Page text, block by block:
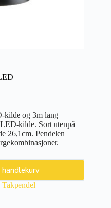
kilde og 3m lang
kilde. Sort utenpå
26,1cm. Pendelen
handlekurv
Takpendel